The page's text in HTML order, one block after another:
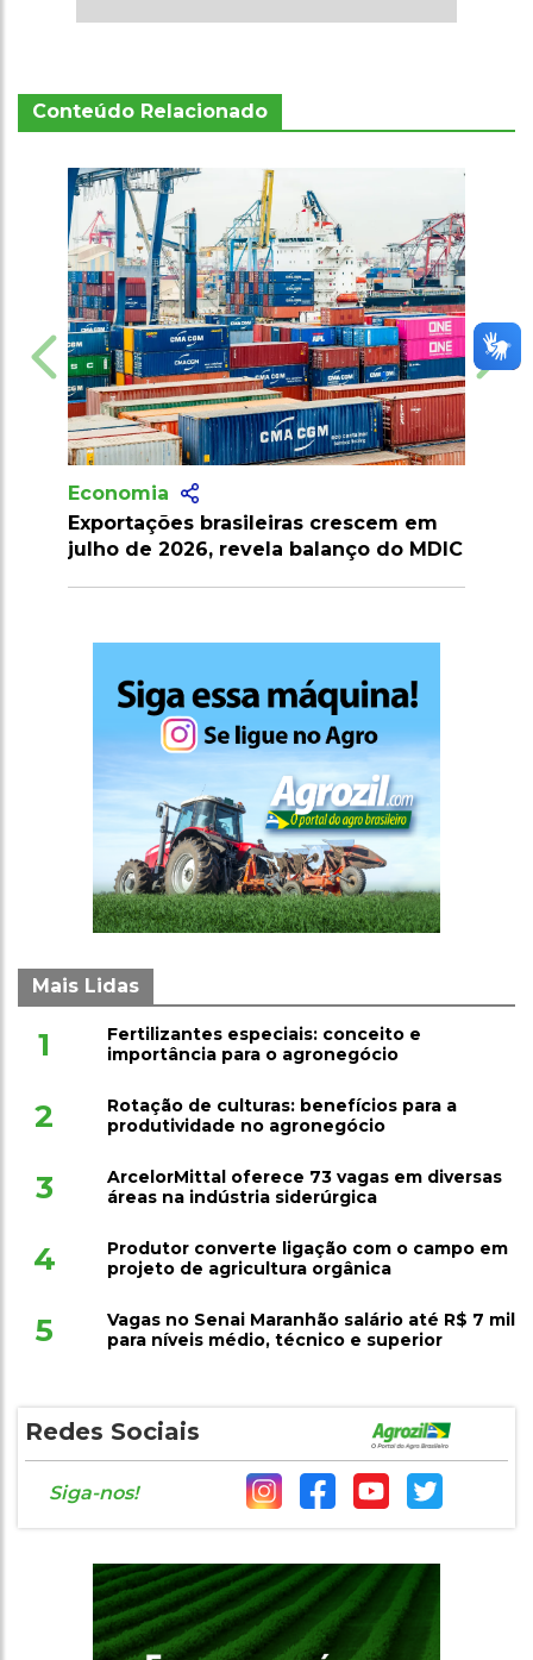
Conteúdo Relacionado
Economia
Exportações brasileiras crescem em
julho de 2026, revela balanço do MDIC para
Mais Lidas
1
Fertilizantes especiais: conceito e
importância para o agronegócio
2
Rotação de culturas: benefícios para a
produtividade no agronegócio
3
ArcelorMittal oferece 73 vagas em diversas
áreas na indústria siderúrgica
4
Produtor converte ligação com o campo em
projeto de agricultura orgânica
5
Vagas no Senai Maranhão salário até R$ 7 mil
para níveis médio, técnico e superior
Redes Sociais
Siga-nos!